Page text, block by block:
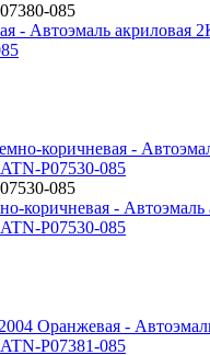
085
- Автоэмаль акриловая
085
коричневая - Автоэмаль
P07530-085